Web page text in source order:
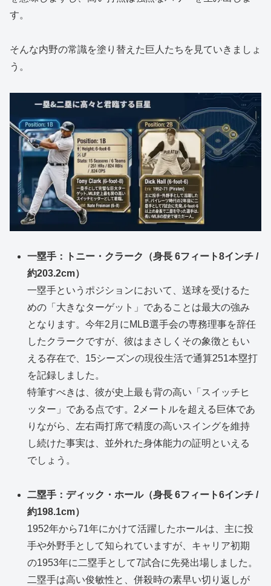
す。
そんな内野の常識を塗り替えた巨人たちを見ていきましょ
う。
一塁手：トニー・クラーク（身長 6フィート8インチ /
約203.2cm）
一塁手というポジションにおいて、送球を受けるた
めの「大きなターゲット」であることは最大の強み
となります。今年2月にMLB選手会の専務理事を辞任
したクラークですが、彼はまさしくその象徴ともい
える存在で、15シーズンの現役生活で通算251本塁打
を記録しました。
特筆すべきは、彼が史上最も背の高い「スイッチヒ
ッター」である点です。2メートルを超える巨体であ
りながら、左右両打席で精度の高いスイングを維持
し続けた事実は、並外れた身体能力の証明といえる
でしょう。
二塁手：ディック・ホール（身長 6フィート6インチ /
約198.1cm）
1952年から71年にかけて活躍したホールは、主に投
手や外野手として知られていますが、キャリア初期
の1953年に二塁手として7試合に先発出場しました。
二塁手は高い俊敏性と、併殺時の素早い切り返しが